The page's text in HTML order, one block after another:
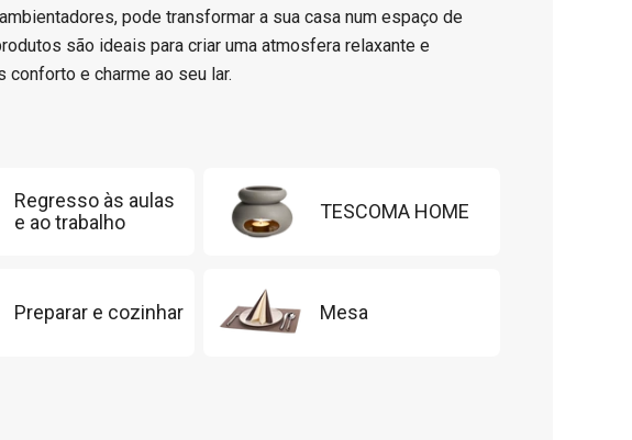
pode transformar a sua casa num espaço de
são ideais para criar uma atmosfera relaxante e
e charme ao seu lar.
Regresso às aulas
e ao trabalho
TESCOMA HOME
Preparar e cozinhar Mesa